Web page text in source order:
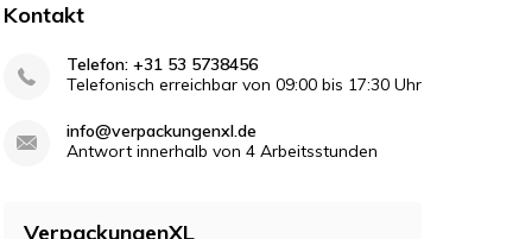
Kontakt
Telefon: +31 53 5738456
Telefonisch erreichbar von 09:00 bis 17:30 Uhr
info@verpackungenxl.de
Antwort innerhalb von 4 Arbeitsstunden
VerpackungenXL